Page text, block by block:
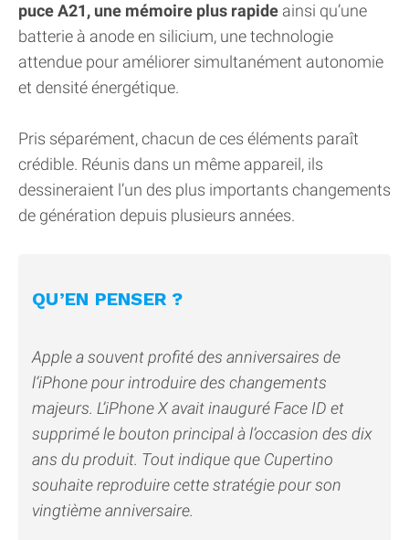
puce A21, une mémoire plus rapide ainsi qu’une
batterie à anode en silicium, une technologie
attendue pour améliorer simultanément autonomie
et densité énergétique.
Pris séparément, chacun de ces éléments paraît
crédible. Réunis dans un même appareil, ils
dessineraient l’un des plus importants changements
de génération depuis plusieurs années.
QU’EN PENSER ?
Apple a souvent profité des anniversaires de
l’iPhone pour introduire des changements
majeurs. L’iPhone X avait inauguré Face ID et
supprimé le bouton principal à l’occasion des dix
ans du produit. Tout indique que Cupertino
souhaite reproduire cette stratégie pour son
vingtième anniversaire.